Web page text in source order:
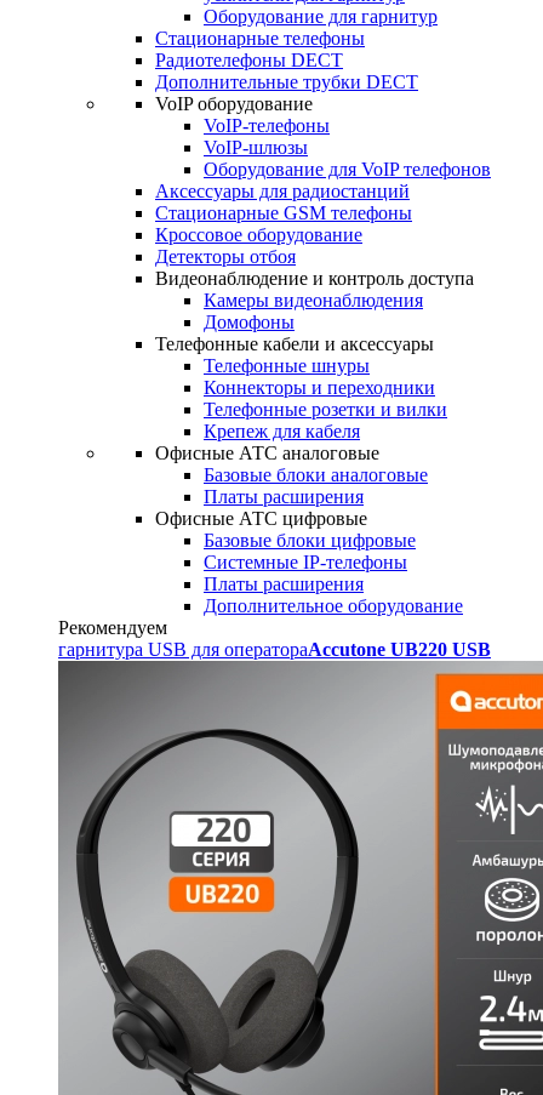
Оборудование для гарнитур
Стационарные телефоны
Радиотелефоны DECT
Дополнительные трубки DECT
VoIP оборудование
VoIP-телефоны
VoIP-шлюзы
Оборудование для VoIP телефонов
Аксессуары для радиостанций
Стационарные GSM телефоны
Кроссовое оборудование
Детекторы отбоя
Видеонаблюдение и контроль доступа
Камеры видеонаблюдения
Домофоны
Телефонные кабели и аксессуары
Телефонные шнуры
Коннекторы и переходники
Телефонные розетки и вилки
Крепеж для кабеля
Офисные АТС аналоговые
Базовые блоки аналоговые
Платы расширения
Офисные АТС цифровые
Базовые блоки цифровые
Системные IP-телефоны
Платы расширения
Дополнительное оборудование
Рекомендуем
гарнитура USB для оператораAccutone UB220 USB